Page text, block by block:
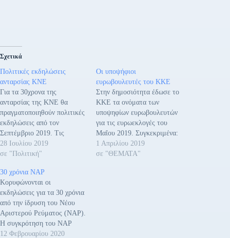
Σχετικά
Πολιτικές εκδηλώσεις
ανταρσίας ΚΝΕ
Για τα 30χρονα της
ανταρσίας της ΚΝΕ θα
πραγματοποιηθούν πολιτικές
εκδηλώσεις από τον
Σεπτέμβριο 2019. Τις
εκδηλώσεις θα διοργάνωση
το Νέο Αριστερό Ρεύμα
που δημιουργήθηκε μετά την
μαζική διαγραφή της ΚΝΕ
από το Πολιτικό Γραφείο
του ΚΚΕ. Αιτία το «Δεν θα
υπακούσουμε» προς την
ηγεσία του ΚΚΕ…
28 Ιουλίου 2019
σε "Πολιτική"
Οι υποψήφιοι
ευρωβουλευτές του ΚΚΕ
Στην δημοσιότητα έδωσε το
ΚΚΕ τα ονόματα των
υποψηφίων ευρωβουλευτών
για τις ευρωεκλογές του
Μαΐου 2019. Συγκεκριμένα:
1. ΑΓΓΕΛΟΥ ΓΙΑΝΝΗΣ 57
ετών γεννήθηκε στην Αθήνα.
1 Απριλίου 2019
σε "ΘΕΜΑΤΑ"
30 χρόνια ΝΑΡ
Κορυφώνονται οι
εκδηλώσεις για τα 30 χρόνια
από την ίδρυση του Νέου
Αριστερού Ρεύματος (ΝΑΡ).
Η συγκρότηση του ΝΑΡ
πραγματοποιήθηκε το 1990
12 Φεβρουαρίου 2020